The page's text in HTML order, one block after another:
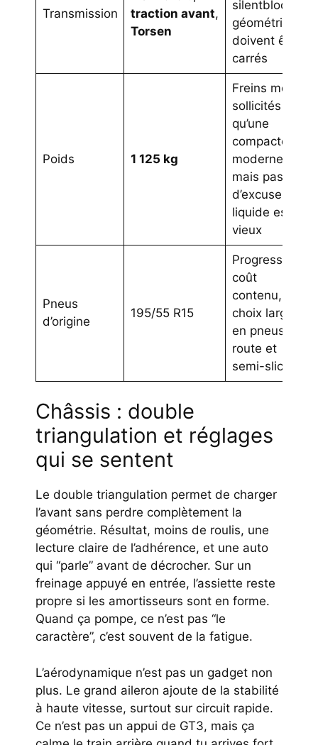
Transmission
traction avant,
Torsen
silentblocs et
géométrie
doivent être
carrés
Poids 1 125 kg
Freins moins
sollicités
qu’une
compacte
moderne,
mais pas
d’excuse si le
liquide est
vieux
Pneus
d’origine
195/55 R15
Progressivité,
coût
contenu,
choix large
en pneus
route et
semi-slicks
Châssis : double
triangulation et réglages
qui se sentent
Le double triangulation permet de charger
l’avant sans perdre complètement la
géométrie. Résultat, moins de roulis, une
lecture claire de l’adhérence, et une auto
qui “parle” avant de décrocher. Sur un
freinage appuyé en entrée, l’assiette reste
propre si les amortisseurs sont en forme.
Quand ça pompe, ce n’est pas “le
caractère”, c’est souvent de la fatigue.
L’aérodynamique n’est pas un gadget non
plus. Le grand aileron ajoute de la stabilité
à haute vitesse, surtout sur circuit rapide.
Ce n’est pas un appui de GT3, mais ça